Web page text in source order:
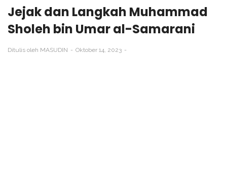
Jejak dan Langkah Muhammad
Sholeh bin Umar al-Samarani
Ditulis oleh MASUDIN Oktober 14, 2023